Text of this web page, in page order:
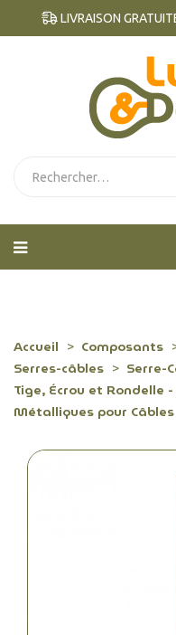
LIVRAISON
Accueil Composants
Serres-câbles
Serre-
Tige, Écrou et Rondelle
Métalliques pour Câbles